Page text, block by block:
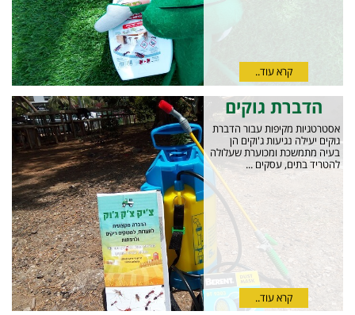
קרא עוד..
הדברת גוקים
אסטרטגיות מקיפות עבור הדברת
גוקים יעילה נגיעות ג'וקים הן
בעיה מתמשכת ומכוערת שעלולה
להטריד בתים, עסקים ...
קרא עוד..